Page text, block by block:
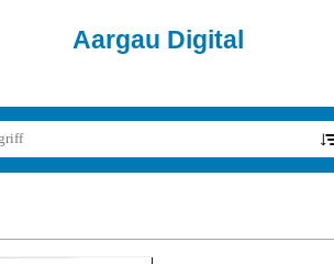
Aargau Digital